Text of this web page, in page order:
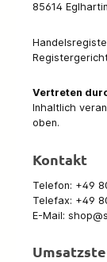
85614
Vertreten
Inhaltlich
oben.
Kontakt
Telefon: +49
Telefax: +49
E-Mail: